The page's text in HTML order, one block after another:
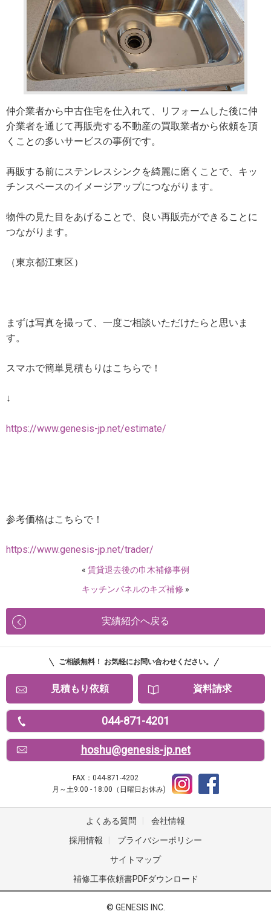
仲介業者から中古住宅を仕入れて、リフォームした後に仲
介業者を通じて再販売する不動産の買取業者から依頼を頂
くことの多いサービスの事例です。
再販する前にステンレスシンクを綺麗に磨くことで、キッ
チンスペースのイメージアップにつながります。
物件の見た目をあげることで、良い再販売ができることに
つながります。
（東京都江東区）
まずは写真を撮って、一度ご相談いただけたらと思いま
す。
スマホで簡単見積もりはこちらで！
↓
https://www.genesis-jp.net/estimate/
参考価格はこちらで！
https://www.genesis-jp.net/trader/
« 賃貸退去後の巾木補修事例
キッチンパネルのキズ補修 »
実績紹介へ戻る
ご相談無料！ お気軽にお問い合わせください。
見積もり依頼 資料請求
044-871-4201
hoshu@genesis-jp.net
FAX：044-871-4202
月～土9:00 - 18:00（日曜日お休み)
よくある質問
会社情報
採用情報
プライバシーポリシー
サイトマップ
補修工事依頼書PDFダウンロード
© GENESIS INC.